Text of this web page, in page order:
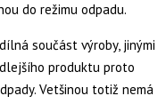
do režimu odpadu.
součást výroby, jinými
produktu proto
Vetšinou totiž nemá